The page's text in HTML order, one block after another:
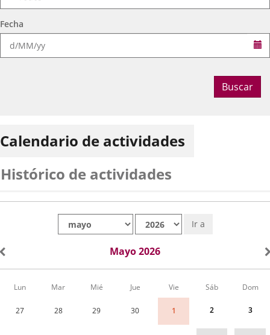
Fecha
Buscar
Calendario de actividades
Histórico de actividades
Ir a
Mayo 2026
Calendario
Lun Mar Mié Jue Vie Sáb Dom
27 28 29 30 1 2 3